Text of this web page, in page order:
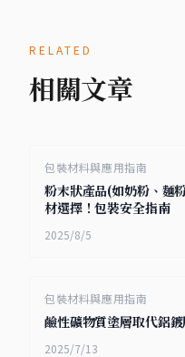
RELATED
相關文章
包裝材料與應用指南
粉末狀產品(如奶粉、麵
材選擇！包裝安全指南
2025/8/5
包裝材料與應用指南
鹼性礦物質塗層取代鋁
2025/7/13